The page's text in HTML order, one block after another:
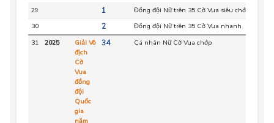
29 1 Đồng đội Nữ trên 35 Cờ Vua siêu chớp
30
2 Đồng đội Nữ trên 35 Cờ Vua nhanh
31
2025
Giải Vô
địch
Cờ
Vua
đồng
đội
Quốc
gia
năm
34 Cá nhân Nữ Cờ Vua chớp